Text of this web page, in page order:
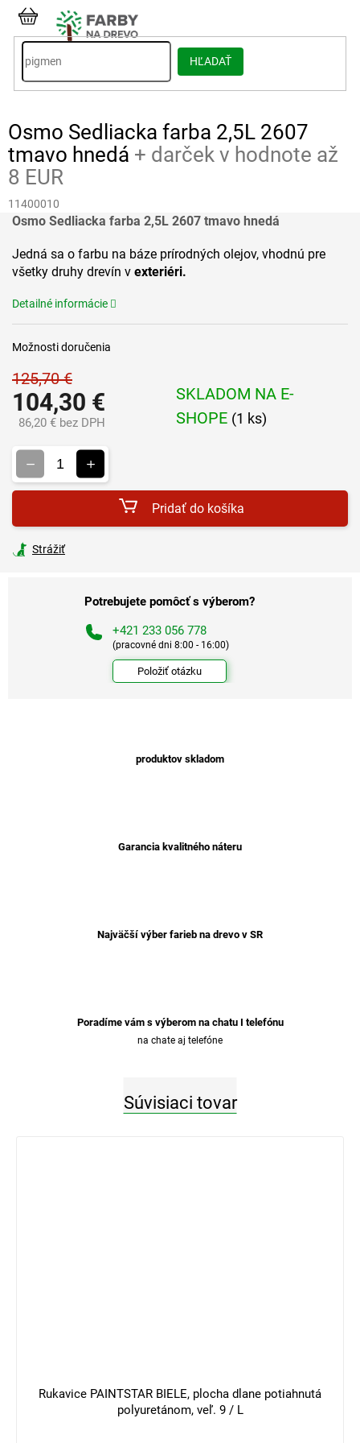
Prejsť
obsah
HĽADAŤ
NÁKUPNÝ
KOŠÍK
Osmo Sedliacka farba 2,5L 2607
tmavo hnedá + darček v hodnote až
8 EUR
11400010
125,70 €
104,30 €
86,20 € bez DPH
SKLADOM NA E-
SHOPE (1 ks)
Možnosti doručenia
Pridať do košíka
Osmo Sedliacka farba 2,5L 2607 tmavo hnedá
Jedná sa o farbu na báze prírodných olejov, vhodnú pre
všetky druhy drevín v exteriéri.
Detailné informácie
Strážiť
Potrebujete pomôcť s výberom?
+421 233 056 778
(pracovné dni 8:00 - 16:00)
Položiť otázku
produktov skladom
Garancia kvalitného náteru
Najväčší výber farieb na drevo v SR
Poradíme vám s výberom na chatu I telefónu
na chate aj telefóne
Súvisiaci tovar
Rukavice PAINTSTAR BIELE, plocha dlane potiahnutá
polyuretánom, veľ. 9 / L